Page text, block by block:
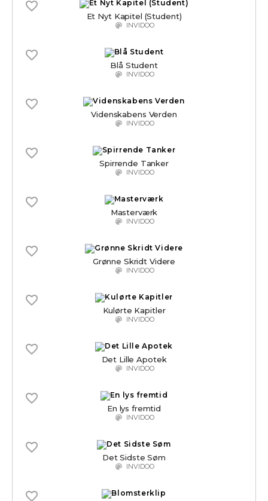
Et Nyt Kapitel (Student)
INVIDOO
Blå Student
INVIDOO
Videnskabens Verden
INVIDOO
Spirrende Tanker
INVIDOO
Masterværk
INVIDOO
Grønne Skridt Videre
INVIDOO
Kulørte Kapitler
INVIDOO
Det Lille Apotek
INVIDOO
En lys fremtid
INVIDOO
Det Sidste Søm
INVIDOO